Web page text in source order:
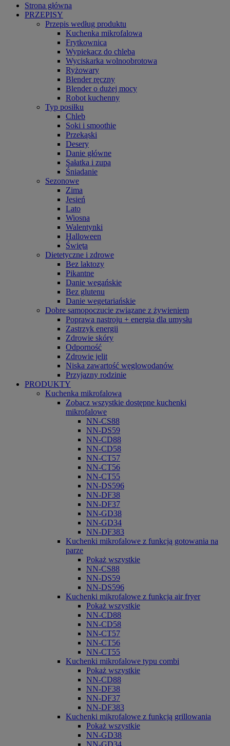
Strona główna
PRZEPISY
Przepis według produktu
Kuchenka mikrofalowa
Frytkownica
Wypiekacz do chleba
Wyciskarka wolnoobrotowa
Ryżowary
Blender ręczny
Blender o dużej mocy
Robot kuchenny
Typ posiłku
Chleb
Soki i smoothie
Przekąski
Desery
Danie główne
Sałatka i zupa
Śniadanie
Sezonowe
Zima
Jesień
Lato
Wiosna
Walentynki
Halloween
Święta
Dietetyczne i zdrowe
Bez laktozy
Pikantne
Danie wegańskie
Bez glutenu
Danie wegetariańskie
Dobre samopoczucie związane z żywieniem
Poprawa nastroju + energia dla umysłu
Zastrzyk energii
Zdrowie skóry
Odporność
Zdrowie jelit
Niska zawartość węglowodanów
Przyjazny rodzinie
PRODUKTY
Kuchenka mikrofalowa
Zobacz wszystkie dostępne kuchenki
mikrofalowe
NN-CS88
NN-DS59
NN-CD88
NN-CD58
NN-CT57
NN-CT56
NN-CT55
NN-DS596
NN-DF38
NN-DF37
NN-GD38
NN-GD34
NN-DF383
Kuchenki mikrofalowe z funkcją gotowania na
parze
Pokaż wszystkie
NN-CS88
NN-DS59
NN-DS596
Kuchenki mikrofalowe z funkcja air fryer
Pokaż wszystkie
NN-CD88
NN-CD58
NN-CT57
NN-CT56
NN-CT55
Kuchenki mikrofalowe typu combi
Pokaż wszystkie
NN-CD88
NN-DF38
NN-DF37
NN-DF383
Kuchenki mikrofalowe z funkcją grillowania
Pokaż wszystkie
NN-GD38
NN-GD34